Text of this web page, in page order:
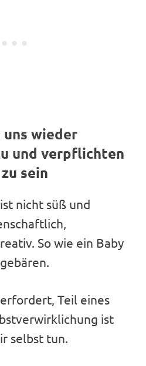
uns wieder
und verpflichten
sein
nicht süß und
So wie ein Baby
Teil eines
ist
selbst tun.